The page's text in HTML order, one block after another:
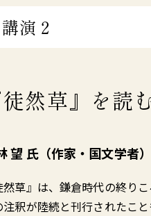
講演２
徒然草』を読
望 氏（作家・国文学者）
然草』は、鎌倉時代の終り
注釈が陸続と刊行されたこ